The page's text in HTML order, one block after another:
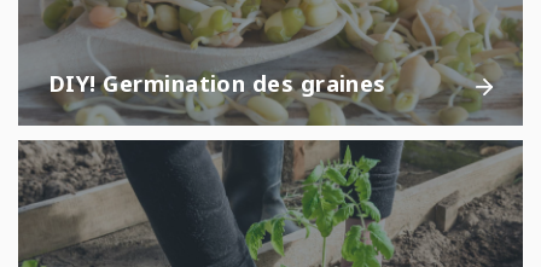
DIY! Germination des graines